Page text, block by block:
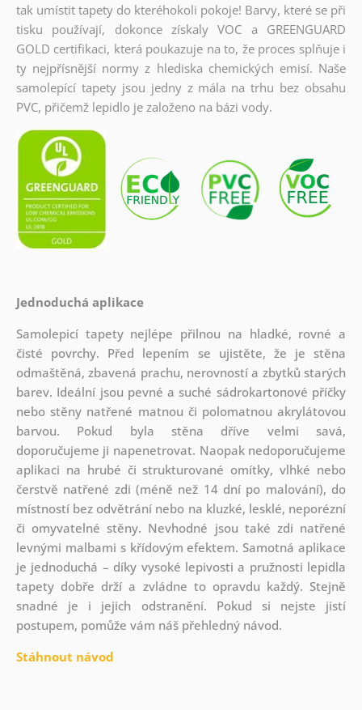
tak umístit tapety do kteréhokoli pokoje! Barvy, které se při
tisku používají, dokonce získaly VOC a GREENGUARD
GOLD certifikaci, která poukazuje na to, že proces splňuje i
ty nejpřísnější normy z hlediska chemických emisí. Naše
samolepící tapety jsou jedny z mála na trhu bez obsahu
PVC, přičemž lepidlo je založeno na bázi vody.
Jednoduchá aplikace
Samolepicí tapety nejlépe přilnou na hladké, rovné a
čisté povrchy. Před lepením se ujistěte, že je stěna
odmaštěná, zbavená prachu, nerovností a zbytků starých
barev. Ideální jsou pevné a suché sádrokartonové příčky
nebo stěny natřené matnou či polomatnou akrylátovou
barvou. Pokud byla stěna dříve velmi savá,
doporučujeme ji napenetrovat. Naopak nedoporučujeme
aplikaci na hrubé či strukturované omítky, vlhké nebo
čerstvě natřené zdi (méně než 14 dní po malování), do
místností bez odvětrání nebo na kluzké, lesklé, neporézní
či omyvatelné stěny. Nevhodné jsou také zdi natřené
levnými malbami s křídovým efektem. Samotná aplikace
je jednoduchá – díky vysoké lepivosti a pružnosti lepidla
tapety dobře drží a zvládne to opravdu každý. Stejně
snadné je i jejich odstranění. Pokud si nejste jistí
postupem, pomůže vám náš přehledný návod.
Stáhnout návod